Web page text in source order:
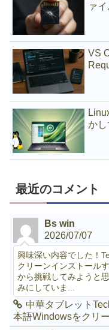
ァ
VS
か
最近のコメント
Bs win
2026/07/07
興味深い内容でした！
クリーンインストール
から挑戦してみようと
みにしていま...
中華タブレット
本語Windowsをクリ